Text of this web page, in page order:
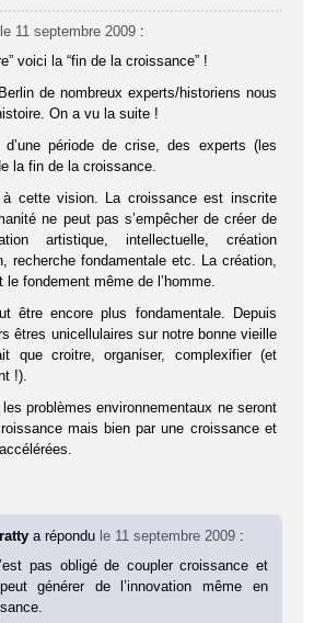
le 11 septembre 2009 :
voici la “fin de la croissance” !
de nombreux experts/historiens nous
On a vu la suite !
d’une période de crise, des experts (les
la fin de la croissance.
cette vision. La croissance est inscrite
ne peut pas s’empêcher de créer de
artistique, intellectuelle, création
recherche fondamentale etc. La création,
fondement même de l’homme.
être encore plus fondamentale. Depuis
êtres unicellulaires sur notre bonne vieille
que croitre, organiser, complexifier (et
!).
problèmes environnementaux ne seront
mais bien par une croissance et
a répondu le 11 septembre 2009 :
pas obligé de coupler croissance et
générer de l’innovation même en